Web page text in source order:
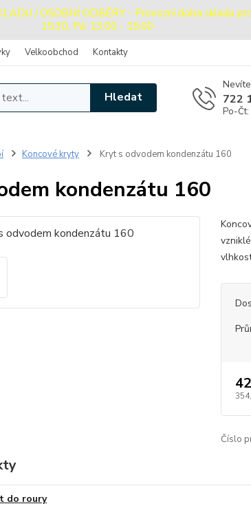
/ OSOBNÍ ODBĚRY - Provozní doba skladu
15:30, Pá: 13:00 - 15:00
Velkoobchod Kontakty
Hledat 722
Po-
Koncové kryty Kryt s odvodem kondenzátu 160
kondenzátu 160
Číslo
do roury